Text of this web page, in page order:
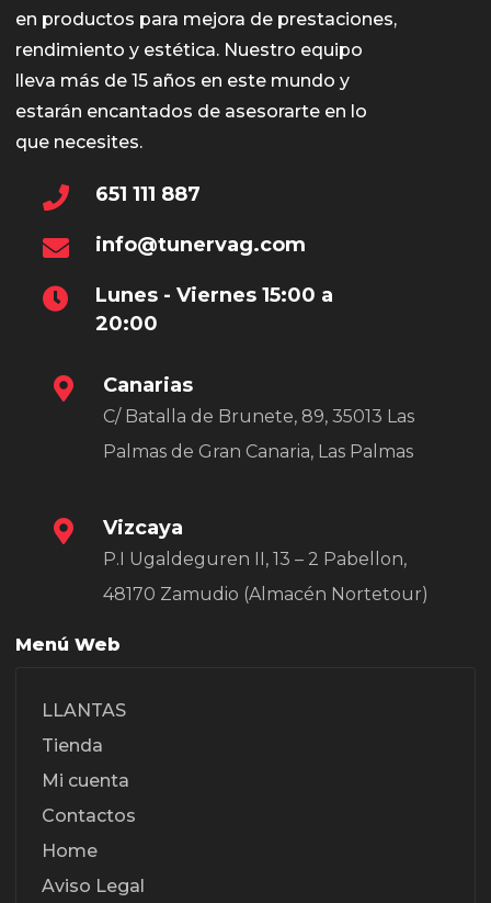
en productos para mejora de prestaciones,
rendimiento y estética. Nuestro equipo
lleva más de 15 años en este mundo y
estarán encantados de asesorarte en lo
que necesites.
651 111 887
info@tunervag.com
Lunes - Viernes 15:00 a
20:00
Canarias
C/ Batalla de Brunete, 89, 35013 Las
Palmas de Gran Canaria, Las Palmas
Vizcaya
P.I Ugaldeguren II, 13 – 2 Pabellon,
48170 Zamudio (Almacén Nortetour)
Menú Web
LLANTAS
Tienda
Mi cuenta
Contactos
Home
Aviso Legal